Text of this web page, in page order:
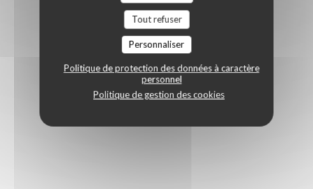
Tout refuser
Personnaliser
Politique de protection des données à caractère
personnel
Politique de gestion des cookies